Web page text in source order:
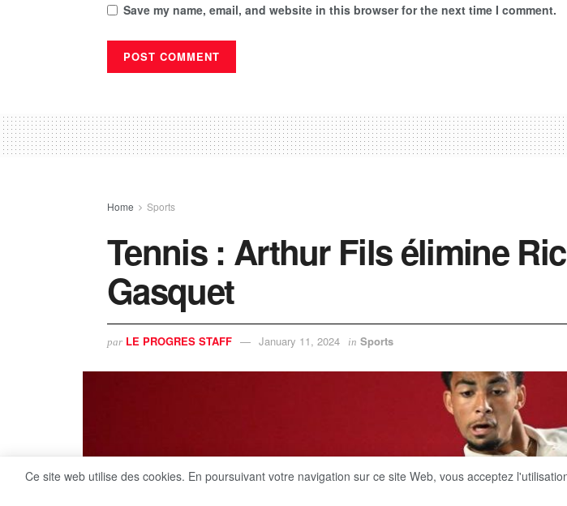
Save my name, email, and website in this browser for the next time I comment.
Home Sports
Tennis : Arthur Fils élimine
Gasquet
par LE PROGRES STAFF January 11, 2024 in Sports
Ce site web utilise des cookies. En poursuivant votre navigation sur ce site Web, vous acceptez